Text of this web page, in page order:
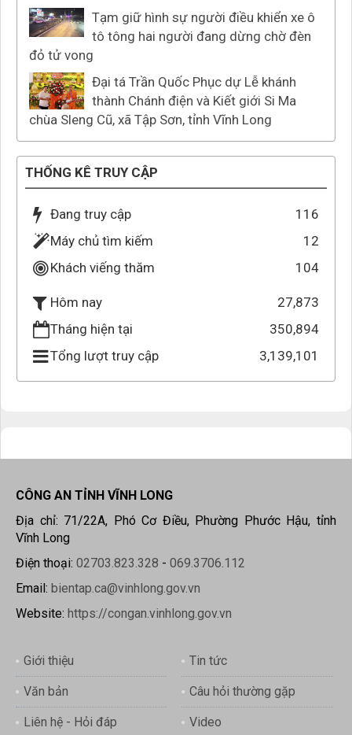
Tạm giữ hình sự người điều khiển xe ô
tô tông hai người đang dừng chờ đèn
đỏ tử vong
Đại tá Trần Quốc Phục dự Lễ khánh
thành Chánh điện và Kiết giới Si Ma
chùa Sleng Cũ, xã Tập Sơn, tỉnh Vĩnh Long
THỐNG KÊ TRUY CẬP
Đang truy cập
116
Máy chủ tìm kiếm
12
Khách viếng thăm
104
Hôm nay
27,873
Tháng hiện tại
350,894
Tổng lượt truy cập
3,139,101
CÔNG AN TỈNH VĨNH LONG
Địa chỉ: 71/22A, Phó Cơ Điều, Phường Phước Hậu, tỉnh
Vĩnh Long
Điện thoại: 02703.823.328 - 069.3706.112
Email: bientap.ca@vinhlong.gov.vn
Website: https://congan.vinhlong.gov.vn
Giới thiệu Tin tức
Văn bản Câu hỏi thường gặp
Liên hệ - Hỏi đáp Video